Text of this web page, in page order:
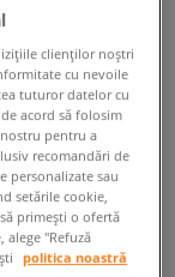
clienților noștri
cu nevoile
tuturor datelor cu
acord să folosim
pentru a
recomandări de
personalizate sau
setările cookie,
primești o ofertă
"Refuză
politica noastră